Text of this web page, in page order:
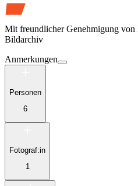
Mit freundlicher Genehmigung von
Bildarchiv
Anmerkungen
Personen
6
Fotograf:in
1